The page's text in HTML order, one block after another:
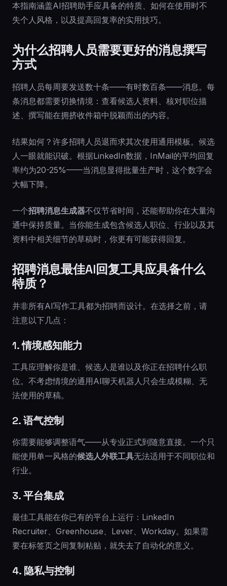
本指南涵盖AI招聘助手应具备的特质、如何在使用时不
失个人风格，以及提高回复率的实用技巧。
为什么招聘人员需要更好的消息撰写
方式
招聘人员每周要发送数十条——有时数百条——消息。每
条消息都需要切换情境：查看候选人资料、核对职位描
述、撰写能在拥挤收件箱中脱颖而出的内容。
结果如何？许多招聘人员退而求其次使用通用模板。候选
人一眼就能识破。根据LinkedIn数据，InMail的平均回复
率约为20-25%——当消息显得批量生产时，这个数字会
大幅下降。
一个招聘消息生成器不仅节省时间，还能帮助你在大量沟
通中保持质量。当你能生成包含候选人职位、行业以及其
资料中相关细节的草稿时，你更有可能获得回复。
招聘消息最佳AI回复工具应具备什么
特质？
并非所有AI写作工具都为招聘而设计。在选择之前，请
注意以下几点：
1. 情境感知能力
工具应理解你是谁、候选人是谁以及你正在招聘什么职
位。不考虑情境的通用AI聊天机器人只会生成模糊、无
法使用的草稿。
2. 语气控制
你需要能够调整语气——从专业正式到随意直接。一个只
能使用单一风格的候选人外联工具无法适用于不同职位和
行业。
3. 平台集成
最佳工具能在你已有的平台上运行：LinkedIn
Recruiter、Greenhouse、Lever、Workday。如果需
要在标签页之间复制粘贴，就失去了自动化的意义。
4. 隐私与控制